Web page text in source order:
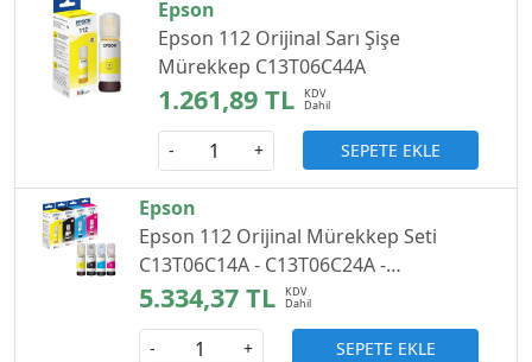
Epson
Epson 112 Orijinal Sarı Şişe
Mürekkep C13T06C44A
1.261,89 TL
- + SEPETE EKLE
Epson
Epson 112 Orijinal Mürekkep Seti
C13T06C14A - C13T06C24A -
C13T06C34A - C13T06C44A
5.334,37 TL
- + SEPETE EKLE